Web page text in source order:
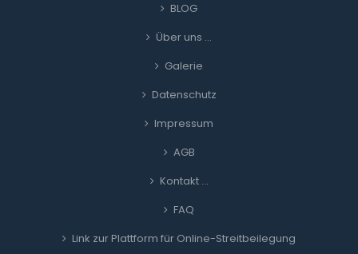
BLOG
Über uns …
Galerie
Datenschutz
Impressum
AGB
Kontakt …
FAQ
Link zur Plattform für Online-Streitbeilegung